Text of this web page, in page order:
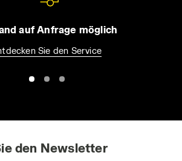
auf Anfrage möglich
Sie den Service
den Newsletter